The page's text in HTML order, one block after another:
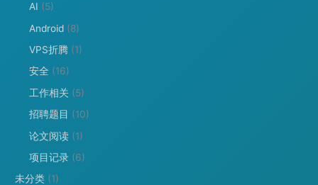
AI (5)
Android (8)
VPS折腾 (1)
安全 (16)
工作相关 (5)
招聘题目 (10)
论文阅读 (1)
项目记录 (6)
未分类 (1)